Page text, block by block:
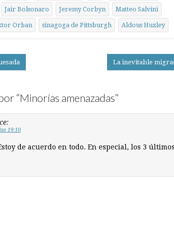
Jair Bolsonaro Jeremy Corbyn Matteo Salvini
Orban sinagoga de Pittsburgh ­Aldous Huxley
La inevitable
“Minorías amenazadas”
19:10
de acuerdo en todo. En especial, los 3 últimos